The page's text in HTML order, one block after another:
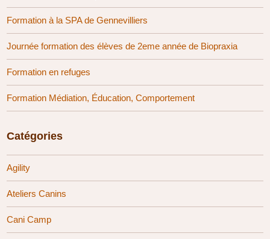
Formation à la SPA de Gennevilliers
Journée formation des élèves de 2eme année de Biopraxia
Formation en refuges
Formation Médiation, Éducation, Comportement
Catégories
Agility
Ateliers Canins
Cani Camp